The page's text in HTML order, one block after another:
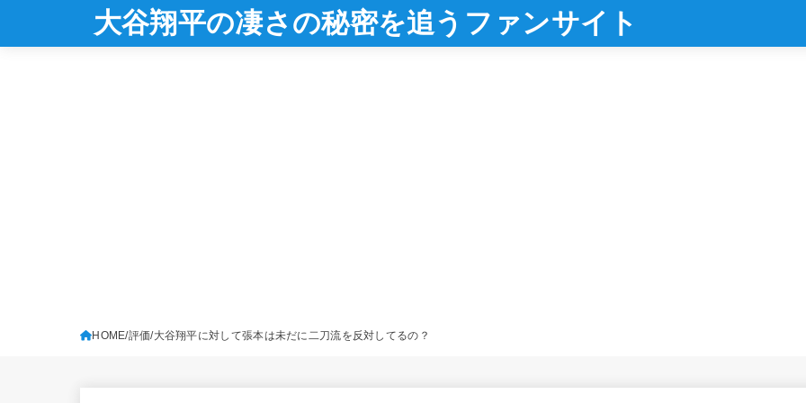
大谷翔平の凄さの秘密を追うファンサイト
HOME 評価 大谷翔平に対して張本は未だに二刀流を反対してるの？